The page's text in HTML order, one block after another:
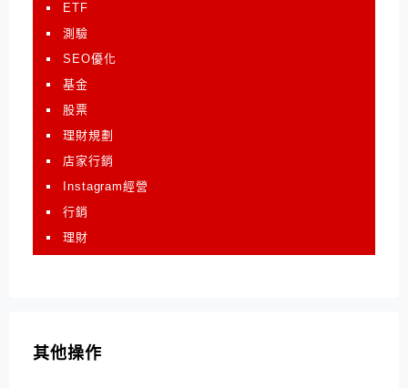
ETF
測驗
SEO優化
基金
股票
理財規劃
店家行銷
Instagram經營
行銷
理財
其他操作